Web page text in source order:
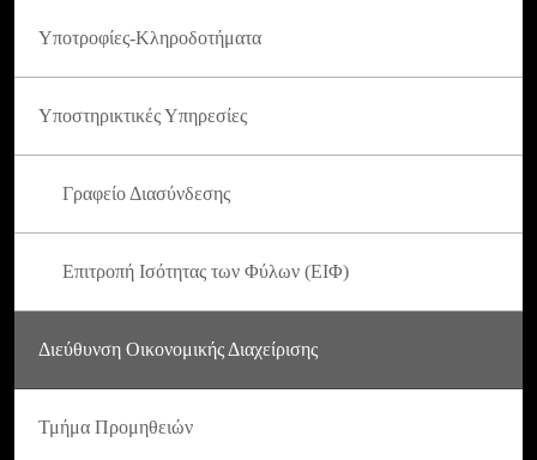
Υποτροφίες-Κληροδοτήματα
Υποστηρικτικές Υπηρεσίες
Γραφείο Διασύνδεσης
Επιτροπή Ισότητας των Φύλων (ΕΙΦ)
Διεύθυνση Οικονομικής Διαχείρισης
Τμήμα Προμηθειών